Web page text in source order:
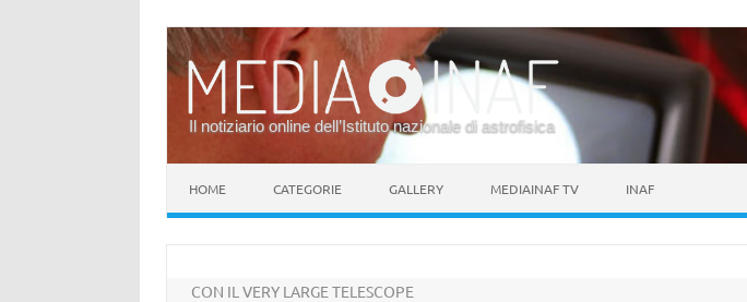
Il notiziario online dell’Istituto nazionale di astrofisica
HOME CATEGORIE GALLERY MEDIAINAF TV INAF
CON IL VERY LARGE TELESCOPE